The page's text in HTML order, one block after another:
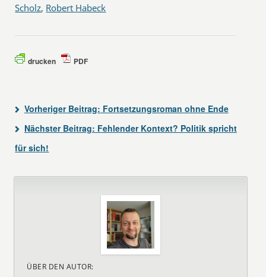
Scholz, Robert Habeck
drucken PDF
Vorheriger Beitrag: Fortsetzungsroman ohne Ende
Nächster Beitrag: Fehlender Kontext? Politik spricht
für sich!
ÜBER DEN AUTOR: